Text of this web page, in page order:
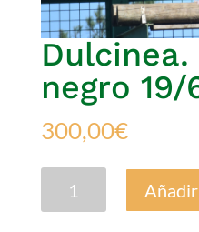
negro 19/
300,00€
Dulcinea.
Buitre